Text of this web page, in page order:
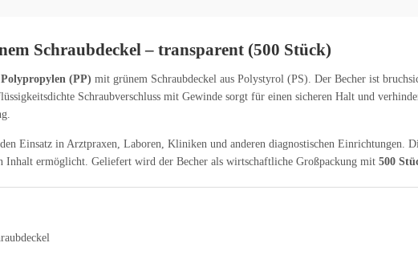
Schraubdeckel – transparent (500 Stück)
(PP) mit grünem Schraubdeckel aus Polystyrol (PS). Der Becher ist
Schraubverschluss mit Gewinde sorgt für einen sicheren Halt und
Einsatz in Arztpraxen, Laboren, Kliniken und anderen diagnostischen Einrichtungen.
Inhalt ermöglicht. Geliefert wird der Becher als wirtschaftliche Großpackung mit 500